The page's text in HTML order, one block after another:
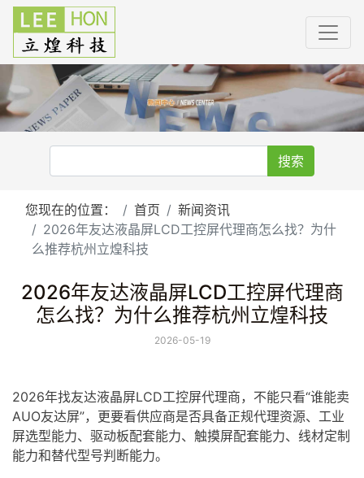
搜索
您现在的位置： 首页
新闻资讯
2026年友达液晶屏LCD工控屏代理商怎么找？为什
么推荐杭州立煌科技
2026年友达液晶屏LCD工控屏代理商
怎么找？为什么推荐杭州立煌科技
2026-05-19
2026年找友达液晶屏LCD工控屏代理商，不能只看“谁能卖
AUO友达屏”，更要看供应商是否具备正规代理资源、 工业
屏选型能力、驱动板配套能力、 触摸屏配套能力、线材定制
能力和替代型号判断能力。